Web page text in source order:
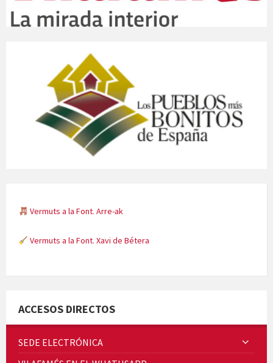
Vermuts a la Font. Arre-ak
Vermuts a la Font. Xavi de Bétera
ACCESOS DIRECTOS
SEDE ELECTRÓNICA